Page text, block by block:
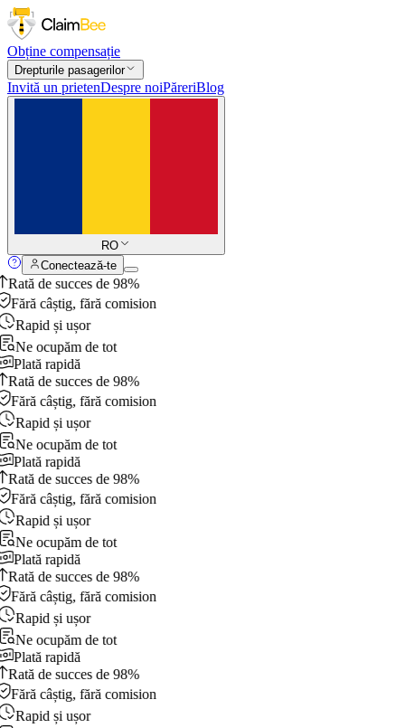
Obține compensație
Drepturile pasagerilor
Invită un prietenDespre noiPăreriBlog
RO
Conectează-te
Rată de succes de 98%
Fără câștig, fără comision
Rapid și ușor
Ne ocupăm de tot
Plată rapidă
Rată de succes de 98%
Fără câștig, fără comision
Rapid și ușor
Ne ocupăm de tot
Plată rapidă
Rată de succes de 98%
Fără câștig, fără comision
Rapid și ușor
Ne ocupăm de tot
Plată rapidă
Rată de succes de 98%
Fără câștig, fără comision
Rapid și ușor
Ne ocupăm de tot
Plată rapidă
Rată de succes de 98%
Fără câștig, fără comision
Rapid și ușor